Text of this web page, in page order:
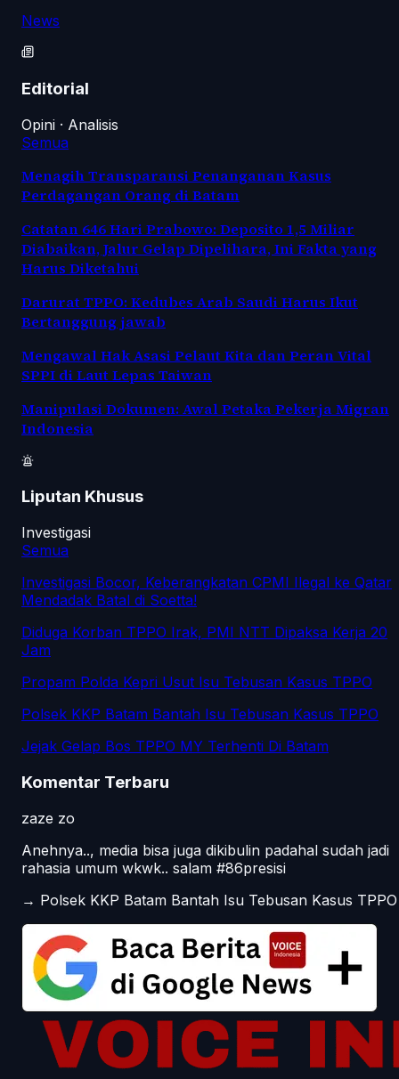
News
Editorial
Opini · Analisis
Semua
Menagih Transparansi Penanganan Kasus
Perdagangan Orang di Batam
Catatan 646 Hari Prabowo: Deposito 1,5 Miliar
Diabaikan, Jalur Gelap Dipelihara, Ini Fakta yang
Harus Diketahui
Darurat TPPO: Kedubes Arab Saudi Harus Ikut
Bertanggung jawab
Mengawal Hak Asasi Pelaut Kita dan Peran Vital
SPPI di Laut Lepas Taiwan
Manipulasi Dokumen: Awal Petaka Pekerja Migran
Indonesia
Liputan Khusus
Investigasi
Semua
Investigasi Bocor, Keberangkatan CPMI Ilegal ke Qatar
Mendadak Batal di Soetta!
Diduga Korban TPPO Irak, PMI NTT Dipaksa Kerja 20
Jam
Propam Polda Kepri Usut Isu Tebusan Kasus TPPO
Polsek KKP Batam Bantah Isu Tebusan Kasus TPPO
Jejak Gelap Bos TPPO MY Terhenti Di Batam
Komentar Terbaru
zaze zo
Anehnya.., media bisa juga dikibulin padahal sudah jadi
rahasia umum wkwk.. salam #86presisi
→ Polsek KKP Batam Bantah Isu Tebusan Kasus TPPO